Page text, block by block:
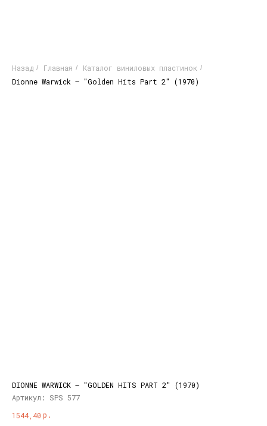
Назад / Главная / Каталог виниловых пластинок /
Dionne Warwick ‎– "Golden Hits Part 2" (1970)
DIONNE WARWICK ‎– "GOLDEN HITS PART 2" (1970)
Артикул: SPS 577
1544,40 р.